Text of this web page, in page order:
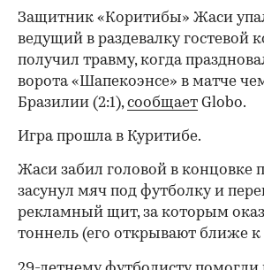
Защитник «Коритибы» Жаси
ведущий в раздевалку гостевой
получил травму, когда
ворота «Шапекоэнсе» в матче
Бразилии (2:1),сообщает Globo.
Игра прошла в Куритибе.
Жаси забил головой в концовке
засунул мяч под футболку и
рекламный щит, за которым
тоннель (его открывают ближе к